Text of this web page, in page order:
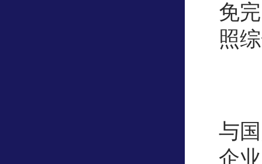
免
照
与
企